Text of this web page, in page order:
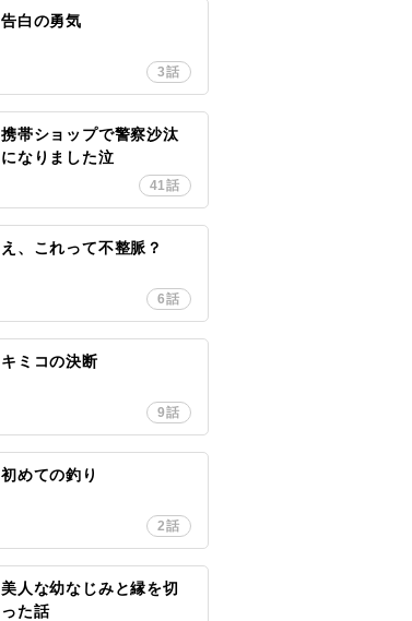
告白の勇気
3話
携帯ショップで警察沙汰
になりました泣
41話
え、これって不整脈？
6話
キミコの決断
9話
初めての釣り
2話
美人な幼なじみと縁を切
った話